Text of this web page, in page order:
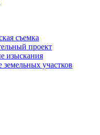
съемка
проект
изыскания
земельных участков